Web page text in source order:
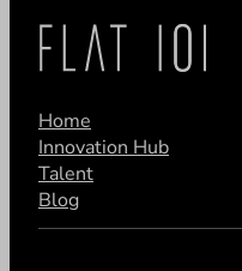
Home
Innovation Hub
Talent
Blog